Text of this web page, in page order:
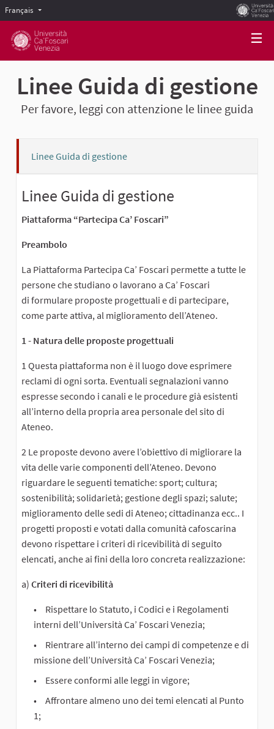
Français Scegli la lingua
Linee Guida di gestione
Per favore, leggi con attenzione le linee guida
Linee Guida di gestione
Linee Guida di gestione
Piattaforma “Partecipa Ca’ Foscari”
Preambolo
La Piattaforma Partecipa Ca’ Foscari permette a tutte le
persone che studiano o lavorano a Ca’ Foscari
di formulare proposte progettuali e di partecipare,
come parte attiva, al miglioramento dell’Ateneo.
1 - Natura delle proposte progettuali
1 Questa piattaforma non è il luogo dove esprimere
reclami di ogni sorta. Eventuali segnalazioni vanno
espresse secondo i canali e le procedure già esistenti
all’interno della propria area personale del sito di
Ateneo.
2 Le proposte devono avere l’obiettivo di migliorare la
vita delle varie componenti dell’Ateneo. Devono
riguardare le seguenti tematiche: sport; cultura;
sostenibilità; solidarietà; gestione degli spazi; salute;
miglioramento delle sedi di Ateneo; cittadinanza ecc.. I
progetti proposti e votati dalla comunità cafoscarina
devono rispettare i criteri di ricevibilità di seguito
elencati, anche ai fini della loro concreta realizzazione:
a) Criteri di ricevibilità
Rispettare lo Statuto, i Codici e i Regolamenti
interni dell’Università Ca’ Foscari Venezia;
Rientrare all’interno dei campi di competenze e di
missione dell’Università Ca’ Foscari Venezia;
Essere conformi alle leggi in vigore;
Affrontare almeno uno dei temi elencati al Punto
1;